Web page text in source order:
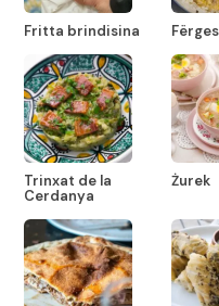
Fritta brindisina
Trinxat de la
Cerdanya
Żurek